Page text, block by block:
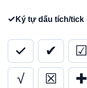
✓ Ký tự dấu tích/tick
✓ ✔ ☑
√
☒ ✚